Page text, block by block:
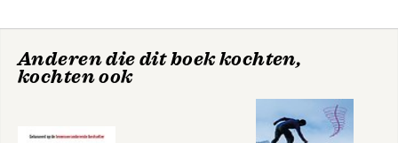
Anderen die dit boek kochten,
kochten ook